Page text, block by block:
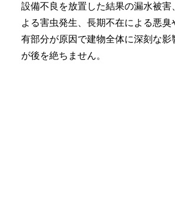
設備不良を放置した結果の漏水被害
よる害虫発生、長期不在による悪臭
有部分が原因で建物全体に深刻な影
が後を絶ちません。